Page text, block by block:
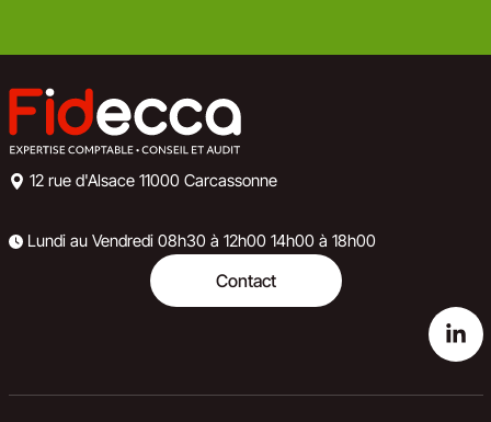
12 rue d'Alsace 11000 Carcassonne
Lundi au Vendredi 08h30 à 12h00 14h00 à 18h00
Contact